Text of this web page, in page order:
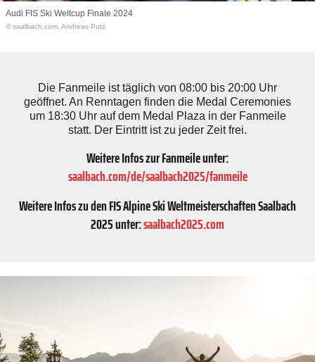
Audi FIS Ski Weltcup Finale 2024
© saalbach.com, Andreas Putz
Die Fanmeile ist täglich von 08:00 bis 20:00 Uhr
geöffnet. An Renntagen finden die Medal Ceremonies
um 18:30 Uhr auf dem Medal Plaza in der Fanmeile
statt. Der Eintritt ist zu jeder Zeit frei.
Weitere Infos zur Fanmeile unter:
saalbach.com/de/saalbach2025/fanmeile
Weitere Infos zu den FIS Alpine Ski Weltmeisterschaften Saalbach
2025 unter:saalbach2025.com